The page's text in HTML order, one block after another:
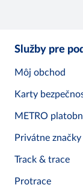
Služby pre
Môj obchod
Karty
METRO
Privátne značky
Track & trace
Protrace